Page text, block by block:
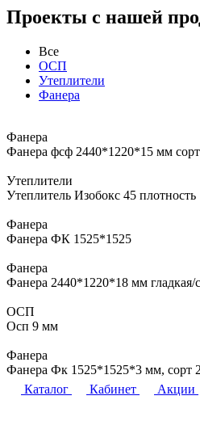
Проекты с нашей
Все
ОСП
Утеплители
Фанера
Фанера
Фанера фсф 2440*1220*15 мм
Утеплители
Утеплитель Изобокс 45
Фанера
Фанера ФК 1525*1525
Фанера
Фанера 2440*1220*18 мм гладкая/
ОСП
Осп 9 мм
Фанера
Фанера Фк 1525*1525*3 мм, сорт
Каталог
Кабинет Акции